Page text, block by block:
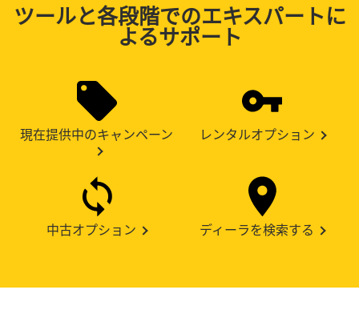
ツールと各段階でのエキスパートに
よるサポート
現在提供中のキャンペーン レンタルオプション
中古オプション ディーラを検索する